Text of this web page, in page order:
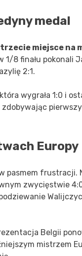
medal
trzecie miejsce na
8 finału pokonali
2:1.
wygrała 1:0 i
zdobywając
Europy
pasmem frustracji.
zwycięstwie
Belgii
mistrzem